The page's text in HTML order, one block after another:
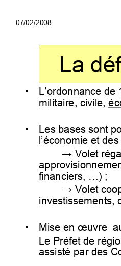
07/
La
• L’ordonnance
militaire, civile,
•
Les bases sont
l’économie et
→ Volet
financiers, …) ;
→ Volet
investissements,
•
Mise en œuvre
Le Préfet de
assisté par des